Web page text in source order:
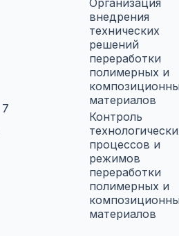
7
Организация
внедрения
технических
решений
переработки
полимерных и
материалов
Контроль
процессов и
режимов
переработки
полимерных и
материалов